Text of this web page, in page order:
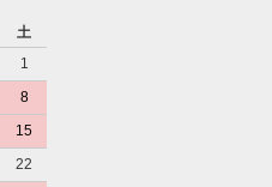
土
1
8
15
22